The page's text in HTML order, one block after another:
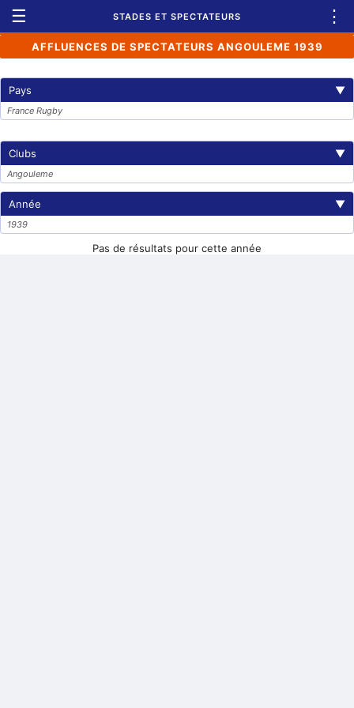
☰ STADES ET SPECTATEURS ⋮
AFFLUENCES DE SPECTATEURS ANGOULEME 1939
Pays ▼
France Rugby
Clubs ▼
Angouleme
Année ▼
1939
Pas de résultats pour cette année